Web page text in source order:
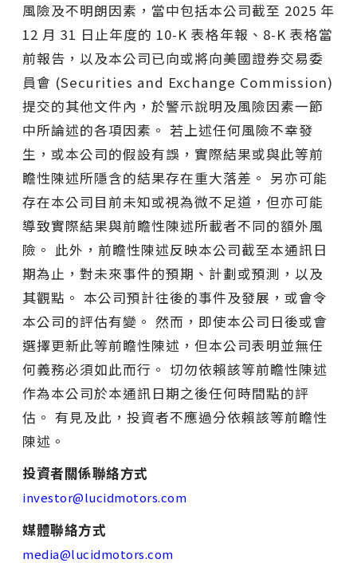
風險及不明朗因素，當中包括本公司截至 2025 年
12 月 31 日止年度的 10-K 表格年報、8-K 表格當
前報告，以及本公司已向或將向美國證券交易委
員會 (Securities and Exchange Commission)
提交的其他文件內，於警示說明及風險因素一節
中所論述的各項因素。 若上述任何風險不幸發
生，或本公司的假設有誤，實際結果或與此等前
瞻性陳述所隱含的結果存在重大落差。 另亦可能
存在本公司目前未知或視為微不足道，但亦可能
導致實際結果與前瞻性陳述所載者不同的額外風
險。 此外，前瞻性陳述反映本公司截至本通訊日
期為止，對未來事件的預期、計劃或預測，以及
其觀點。 本公司預計往後的事件及發展，或會令
本公司的評估有變。 然而，即使本公司日後或會
選擇更新此等前瞻性陳述，但本公司表明並無任
何義務必須如此而行。 切勿依賴該等前瞻性陳述
作為本公司於本通訊日期之後任何時間點的評
估。 有見及此，投資者不應過分依賴該等前瞻性
陳述。
投資者關係聯絡方式
investor@lucidmotors.com
媒體聯絡方式
media@lucidmotors.com